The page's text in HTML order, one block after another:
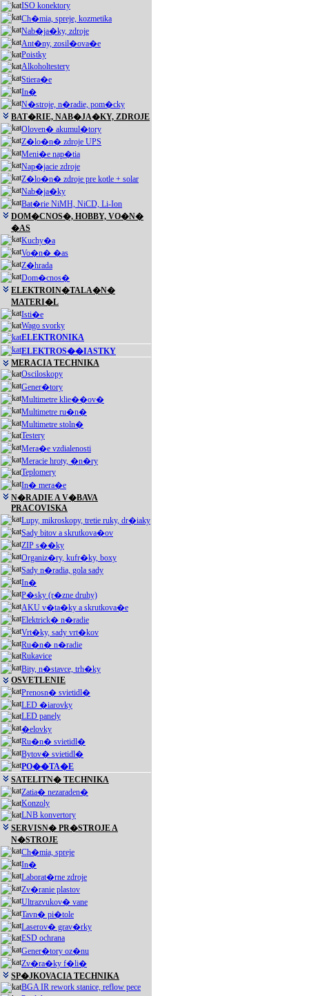
ISO konektory
Ch�mia, spreje, kozmetika
Nab�ja�ky, zdroje
Ant�ny, zosil�ova�e
Poistky
Alkoholtestery
Stiera�e
In�
N�stroje, n�radie, pom�cky
BAT�RIE, NAB�JA�KY, ZDROJE
Oloven� akumul�tory
Z�lo�n� zdroje UPS
Meni�e nap�tia
Nap�jacie zdroje
Z�lo�n� zdroje pre kotle + solar
Nab�ja�ky
Bat�rie NiMH, NiCD, Li-Ion
DOM�CNOS�, HOBBY, VO�N�
�AS
Kuchy�a
Vo�n� �as
Z�hrada
Dom�cnos�
ELEKTROIN�TALA�N�
MATERI�L
Isti�e
Wago svorky
ELEKTRONIKA
ELEKTROS��IASTKY
MERACIA TECHNIKA
Osciloskopy
Gener�tory
Multimetre klie��ov�
Multimetre ru�n�
Multimetre stoln�
Testery
Mera�e vzdialenosti
Meracie hroty, �n�ry
Teplomery
In� mera�e
N�RADIE A V�BAVA
PRACOVISKA
Lupy, mikroskopy, tretie ruky, dr�iaky
Sady bitov a skrutkova�ov
ZIP s��ky
Organiz�ry, kufr�ky, boxy
Sady n�radia, gola sady
In�
P�sky (r�zne druhy)
AKU v�ta�ky a skrutkova�e
Elektrick� n�radie
Vrt�ky, sady vrt�kov
Ru�n� n�radie
Rukavice
Bity, n�stavce, trh�ky
OSVETLENIE
Prenosn� svietidl�
LED �iarovky
LED panely
�elovky
Ru�n� svietidl�
Bytov� svietidl�
PO��TA�E
SATELITN� TECHNIKA
Zatia� nezaraden�
Konzoly
LNB konvertory
SERVISN� PR�STROJE A
N�STROJE
Ch�mia, spreje
In�
Laborat�rne zdroje
Zv�ranie plastov
Ultrazvukov� vane
Tavn� pi�tole
Laserov� grav�rky
ESD ochrana
Gener�tory oz�nu
Zv�ra�ky f�li�
SP�JKOVACIA TECHNIKA
BGA IR rework stanice, reflow pece